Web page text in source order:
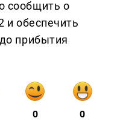
сообщить о
и обеспечить
прибытия
0 0